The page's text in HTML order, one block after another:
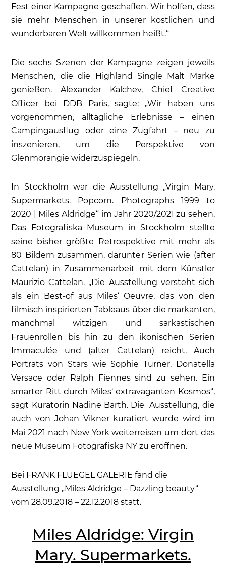
Fest einer Kampagne geschaffen. Wir hoffen, dass
sie mehr Menschen in unserer köstlichen und
wunderbaren Welt willkommen heißt.“
Die sechs Szenen der Kampagne zeigen jeweils
Menschen, die die Highland Single Malt Marke
genießen. Alexander Kalchev, Chief Creative
Officer bei DDB Paris, sagte: „Wir haben uns
vorgenommen, alltägliche Erlebnisse – einen
Campingausflug oder eine Zugfahrt – neu zu
inszenieren, um die Perspektive von
Glenmorangie widerzuspiegeln.
In Stockholm war die Ausstellung „Virgin Mary.
Supermarkets. Popcorn. Photographs 1999 to
2020 | Miles Aldridge“ im Jahr 2020/2021 zu sehen.
Das Fotografiska Museum in Stockholm stellte
seine bisher größte Retrospektive mit mehr als
80 Bildern zusammen, darunter Serien wie (after
Cattelan) in Zusammenarbeit mit dem Künstler
Maurizio Cattelan. „Die Ausstellung versteht sich
als ein Best-of aus Miles‘ Oeuvre, das von den
filmisch inspirierten Tableaus über die markanten,
manchmal witzigen und sarkastischen
Frauenrollen bis hin zu den ikonischen Serien
Immaculée und (after Cattelan) reicht. Auch
Porträts von Stars wie Sophie Turner, Donatella
Versace oder Ralph Fiennes sind zu sehen. Ein
smarter Ritt durch Miles‘ extravaganten Kosmos“,
sagt Kuratorin Nadine Barth. Die Ausstellung, die
auch von Johan Vikner kuratiert wurde wird im
Mai 2021 nach New York weiterreisen um dort das
neue Museum Fotografiska NY zu eröffnen.
Bei FRANK FLUEGEL GALERIE fand die
Ausstellung „Miles Aldridge – Dazzling beauty“
vom 28.09.2018 – 22.12.2018 statt.
Miles Aldridge: Virgin
Mary. Supermarkets.